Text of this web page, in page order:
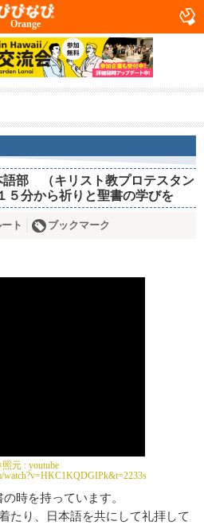
Orange
部 （キリスト教プロテスタン
５分から祈りと聖書の学びを
ト ブックマーク
照元 : youtube
watch?v=HKC1KQDGIPk&t=2233s
時を持っています。
たり、日本語を共にして礼拝して